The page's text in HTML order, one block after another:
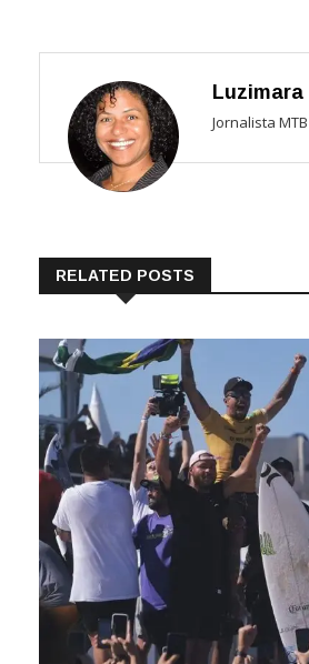
Luzimara
Jornalista MTB
RELATED POSTS